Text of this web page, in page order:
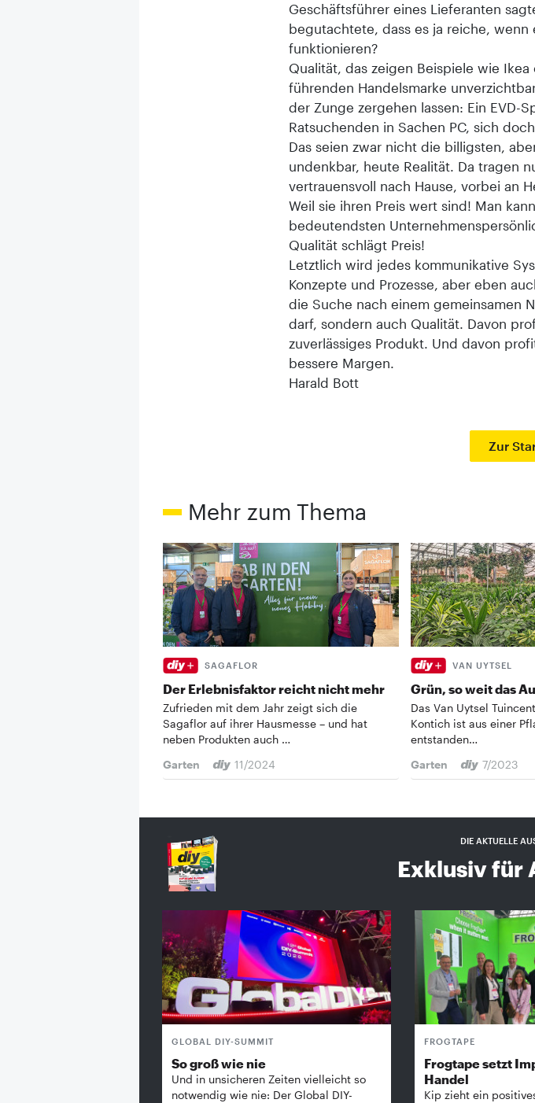
Geschäftsführer eines Lieferanten
begutachtete, dass es ja reiche, wenn
funktionieren?
Qualität, das zeigen Beispiele wie
führenden Handelsmarke
der Zunge zergehen lassen: Ein EVD-
Ratsuchenden in Sachen PC, sich
Das seien zwar nicht die billigsten,
undenkbar, heute Realität. Da tragen
vertrauensvoll nach Hause, vorbei an
Weil sie ihren Preis wert sind! Man
bedeutendsten
Qualität schlägt Preis!
Letztlich wird jedes kommunikative
Konzepte und Prozesse, aber eben
die Suche nach einem gemeinsamen
darf, sondern auch Qualität. Davon
zuverlässiges Produkt. Und davon
bessere Margen.
Harald Bott
Zur
Mehr zum Thema
SAGAFLOR
Der Erlebnisfaktor reicht nicht mehr
Zufrieden mit dem Jahr zeigt sich die
Sagaflor auf ihrer Hausmesse – und hat
neben Produkten auch …
Garten
11/2024
VAN UYTSEL
Grün, so weit das
Das Van Uytsel
Kontich ist aus einer
entstanden…
Garten
7/2023
DIE AKTUELLE
Exklusiv für
GLOBAL DIY-SUMMIT
So groß wie nie
Und in unsicheren Zeiten vielleicht so
notwendig wie nie: Der Global DIY-
FROGTAPE
Frogtape setzt
Handel
Kip zieht ein